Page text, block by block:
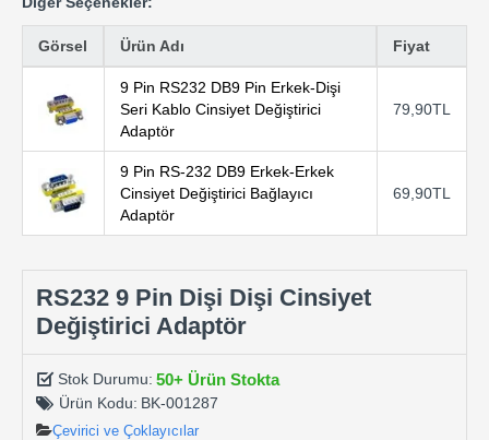
Görsel Ürün Adı Fiyat
9 Pin RS232 DB9 Pin Erkek-Dişi
Seri Kablo Cinsiyet Değiştirici
Adaptör
79,90TL
9 Pin RS-232 DB9 Erkek-Erkek
Cinsiyet Değiştirici Bağlayıcı
Adaptör
69,90TL
RS232 9 Pin Dişi Dişi Cinsiyet
Değiştirici Adaptör
Stok Durumu: 50+ Ürün Stokta
Ürün Kodu: BK-001287
Çevirici ve Çoklayıcılar